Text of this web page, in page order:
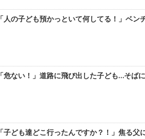
「人の子ども預かっといて何してる！」ベ
「危ない！」道路に飛び出した子ども…そば
「子ども達どこ行ったんですか？！」焦る